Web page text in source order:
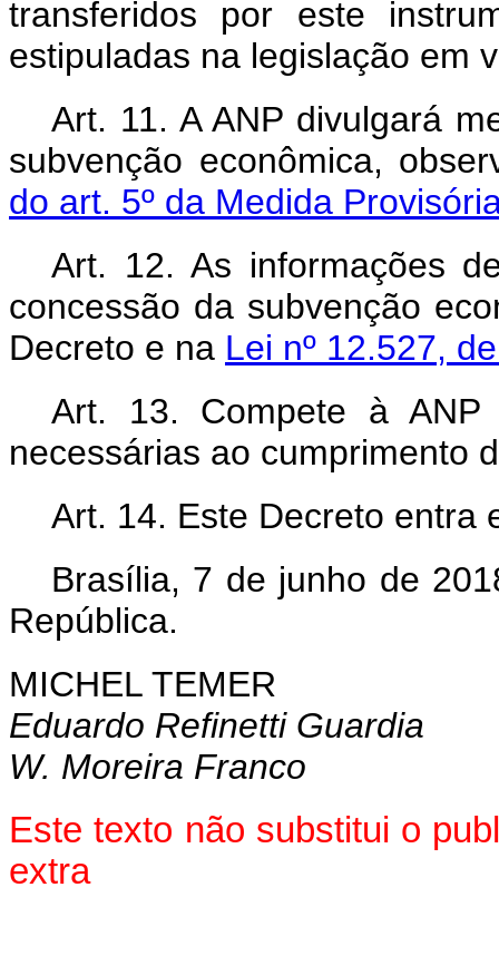
transferidos por este
estipuladas na legislação em
Art. 11. A ANP divulgará
subvenção econômica,
do art. 5º da Medida
Art. 12. As informações
concessão da subvenção
Decreto e na Lei nº 12.527,
Art. 13. Compete à ANP
necessárias ao cumprimento
Art. 14. Este Decreto entra
Brasília, 7 de junho de
República.
MICHEL TEMER
Eduardo Refinetti Guardia
W. Moreira Franco
Este texto não substitui o
extra